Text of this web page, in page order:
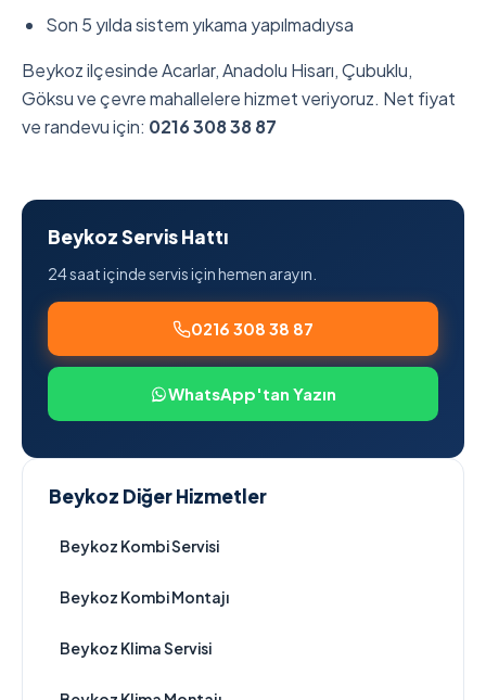
Son 5 yılda sistem yıkama yapılmadıysa
Beykoz ilçesinde Acarlar, Anadolu Hisarı, Çubuklu,
Göksu ve çevre mahallelere hizmet veriyoruz. Net fiyat
ve randevu için: 0216 308 38 87
Beykoz Servis Hattı
24 saat içinde servis için hemen arayın.
0216 308 38 87
WhatsApp'tan Yazın
Beykoz Diğer Hizmetler
Beykoz Kombi Servisi
Beykoz Kombi Montajı
Beykoz Klima Servisi